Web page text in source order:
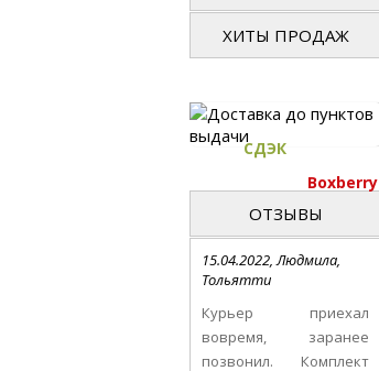
ХИТЫ ПРОДАЖ
Boxberry
СДЭК
ОТЗЫВЫ
15.04.2022, Людмила,
Тольятти
Курьер приехал
вовремя, заранее
позвонил. Комплект